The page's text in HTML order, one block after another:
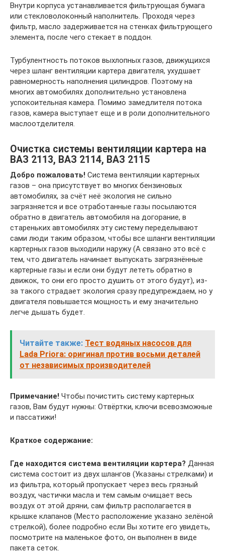
Внутри корпуса устанавливается фильтрующая бумага
или стекловолоконный наполнитель. Проходя через
фильтр, масло задерживается на стенках фильтрующего
элемента, после чего стекает в поддон.
Турбулентность потоков выхлопных газов, движущихся
через шланг вентиляции картера двигателя, ухудшает
равномерность наполнения цилиндров. Поэтому на
многих автомобилях дополнительно установлена
успокоительная камера. Помимо замедлителя потока
газов, камера выступает еще и в роли дополнительного
маслоотделителя.
Очистка системы вентиляции картера на
ВАЗ 2113, ВАЗ 2114, ВАЗ 2115
Добро пожаловать! Система вентиляции картерных
газов – она присутствует во многих бензиновых
автомобилях, за счёт неё экология не сильно
загрязняется и все отработанные газы посылаются
обратно в двигатель автомобиля на догорание, в
стареньких автомобилях эту систему переделывают
сами люди таким образом, чтобы все шланги вентиляции
картерных газов выходили наружу (А связано это всё с
тем, что двигатель начинает выпускать загрязнённые
картерные газы и если они будут лететь обратно в
движок, то они его просто душить от этого будут), из-
за такого страдает экология сразу предупреждаем, но у
двигателя повышается мощность и ему значительно
легче дышать будет.
Читайте также: Тест водяных насосов для
Lada Priora: оригинал против восьми деталей
от независимых производителей
Примечание! Чтобы почистить систему картерных
газов, Вам будут нужны: Отвёртки, ключи всевозможные
и пассатижи!
Краткое содержание:
Где находится система вентиляции картера? Данная
система состоит из двух шлангов (Указаны стрелками) и
из фильтра, который пропускает через весь грязный
воздух, частички масла и тем самым очищает весь
воздух от этой дряни, сам фильтр располагается в
крышке клапанов (Место расположение указано зелёной
стрелкой), более подробно если Вы хотите его увидеть,
посмотрите на маленькое фото, он выполнен в виде
пакета сеток.